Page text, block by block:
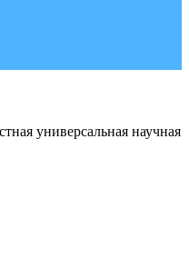
универсальная научная